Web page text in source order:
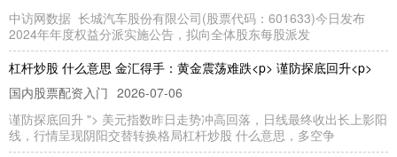
中访网数据 长城汽车股份有限公司(股票代码：601633)今日发布
2024年年度权益分派实施公告，拟向全体股东每股派发
杠杆炒股 什么意思 金汇得手：黄金震荡难跌<p> 谨防探底回升<p>
国内股票配资入门 2026-07-06
谨防探底回升 "> 美元指数昨日走势冲高回落，日线最终收出长上影阳
线，行情呈现阴阳交替转换格局杠杆炒股 什么意思，多空争